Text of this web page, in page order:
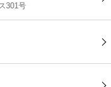
301号